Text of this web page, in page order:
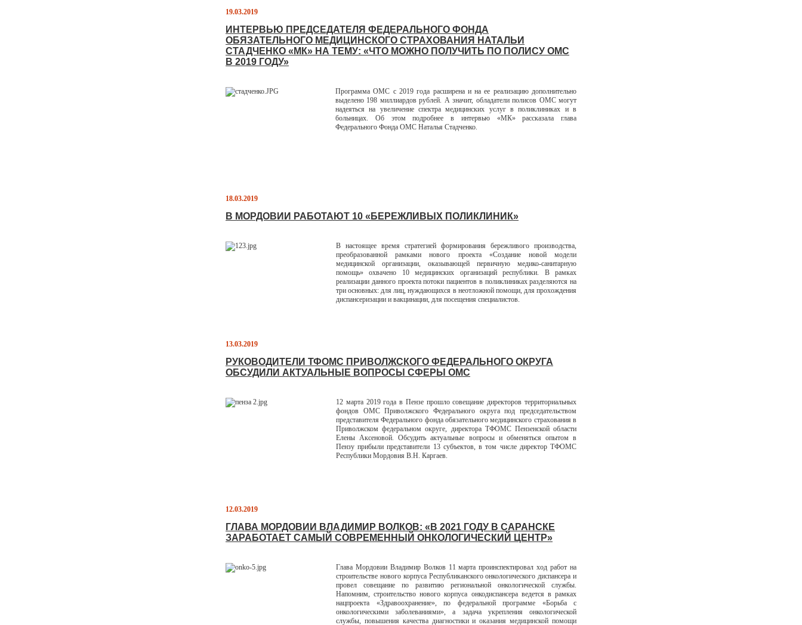
19.03.2019
ИНТЕРВЬЮ ПРЕДСЕДАТЕЛЯ ФЕДЕРАЛЬНОГО ФОНДА
ОБЯЗАТЕЛЬНОГО МЕДИЦИНСКОГО СТРАХОВАНИЯ НАТАЛЬИ
СТАДЧЕНКО «МК» НА ТЕМУ: «ЧТО МОЖНО ПОЛУЧИТЬ ПО ПОЛИСУ ОМС
В 2019 ГОДУ»
Программа ОМС с 2019 года расширена и на ее реализацию дополнительно
выделено 198 миллиардов рублей. А значит, обладатели полисов ОМС могут
надеяться на увеличение спектра медицинских услуг в поликлиниках и в
больницах. Об этом подробнее в интервью «МК» рассказала глава
Федерального Фонда ОМС Наталья Стадченко.
18.03.2019
В МОРДОВИИ РАБОТАЮТ 10 «БЕРЕЖЛИВЫХ ПОЛИКЛИНИК»
В настоящее время стратегией формирования бережливого производства,
преобразованной рамками нового проекта «Создание новой модели
медицинской организации, оказывающей первичную медико-санитарную
помощь» охвачено 10 медицинских организаций республики. В рамках
реализации данного проекта потоки пациентов в поликлиниках разделяются на
три основных: для лиц, нуждающихся в неотложной помощи, для прохождения
диспансеризации и вакцинации, для посещения специалистов.
13.03.2019
РУКОВОДИТЕЛИ ТФОМС ПРИВОЛЖСКОГО ФЕДЕРАЛЬНОГО ОКРУГА
ОБСУДИЛИ АКТУАЛЬНЫЕ ВОПРОСЫ СФЕРЫ ОМС
12 марта 2019 года в Пензе прошло совещание директоров территориальных
фондов ОМС Приволжского Федерального округа под председательством
представителя Федерального фонда обязательного медицинского страхования в
Приволжском федеральном округе, директора ТФОМС Пензенской области
Елены Аксеновой. Обсудить актуальные вопросы и обменяться опытом в
Пензу прибыли представители 13 субъектов, в том числе директор ТФОМС
Республики Мордовия В.Н. Каргаев.
12.03.2019
ГЛАВА МОРДОВИИ ВЛАДИМИР ВОЛКОВ: «В 2021 ГОДУ В САРАНСКЕ
ЗАРАБОТАЕТ САМЫЙ СОВРЕМЕННЫЙ ОНКОЛОГИЧЕСКИЙ ЦЕНТР»
Глава Мордовии Владимир Волков 11 марта проинспектировал ход работ на
строительстве нового корпуса Республиканского онкологического диспансера и
провел совещание по развитию региональной онкологической службы.
Напомним, строительство нового корпуса онкодиспансера ведется в рамках
нацпроекта «Здравоохранение», по федеральной программе «Борьба с
онкологическими заболеваниями», а задача укрепления онкологической
службы, повышения качества диагностики и оказания медицинской помощи